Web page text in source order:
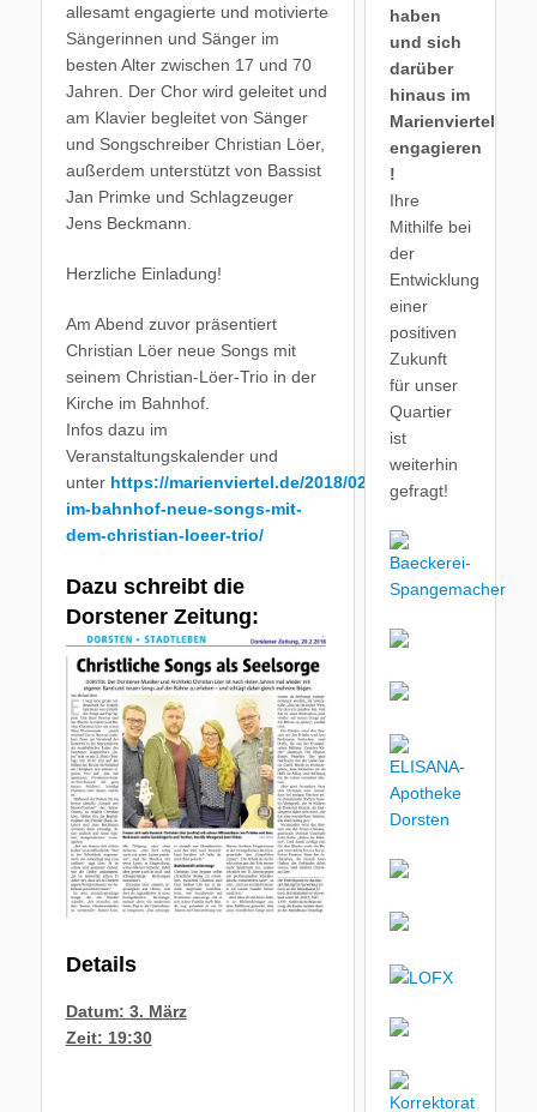
allesamt engagierte und motivierte
Sängerinnen und Sänger im
besten Alter zwischen 17 und 70
Jahren. Der Chor wird geleitet und
am Klavier begleitet von Sänger
und Songschreiber Christian Löer,
außerdem unterstützt von Bassist
Jan Primke und Schlagzeuger
Jens Beckmann.
Herzliche Einladung!
Am Abend zuvor präsentiert
Christian Löer neue Songs mit
seinem Christian-Löer-Trio in der
Kirche im Bahnhof.
Infos dazu im
Veranstaltungskalender und
unter https://marienviertel.de/2018/02/kultur-
im-bahnhof-neue-songs-mit-
dem-christian-loeer-trio/
Dazu schreibt die
Dorstener Zeitung:
Details
Datum: 3. März
Zeit: 19:30
haben
und sich
darüber
hinaus im
Marienviertel
engagieren
!
Ihre
Mithilfe bei
der
Entwicklung
einer
positiven
Zukunft
für unser
Quartier
ist
weiterhin
gefragt!